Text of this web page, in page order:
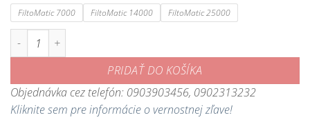
FiltoMatic 7000 FiltoMatic 14000 FiltoMatic 25000
množstvo FiltoMatic - samočistiaci prietokový filter s UV lampou
PRIDAŤ DO KOŠÍKA
Objednávka cez telefón: 0903903456, 0902313232
Kliknite sem pre informácie o vernostnej zľave!